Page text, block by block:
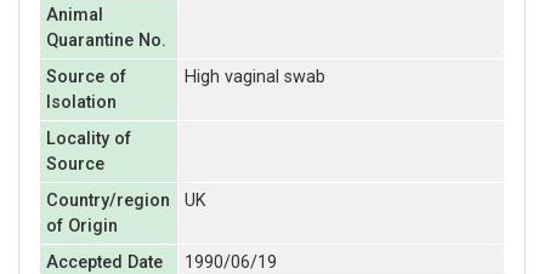
Animal
Quarantine No.
Source of
Isolation
High vaginal swab
Locality of
Source
Country/region
of Origin
UK
Accepted Date
1990/06/19